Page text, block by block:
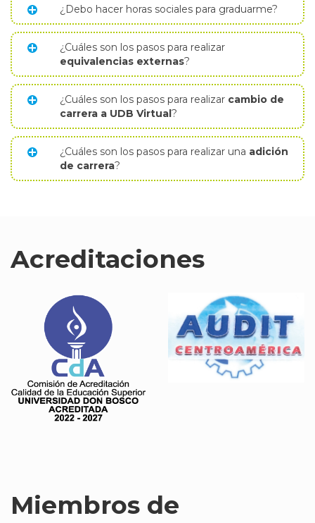
¿Debo hacer horas sociales para graduarme?
¿Cuáles son los pasos para realizar
equivalencias externas?
¿Cuáles son los pasos para realizar cambio de
carrera a UDB Virtual?
¿Cuáles son los pasos para realizar una adición
de carrera?
Acreditaciones
Miembros de